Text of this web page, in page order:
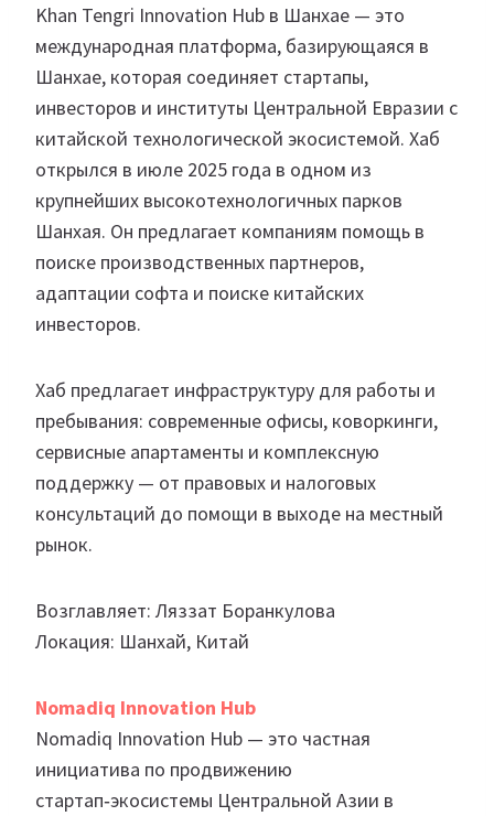
Khan Tengri Innovation Hub в Шанхае — это
международная платформа, базирующаяся в
Шанхае, которая соединяет стартапы,
инвесторов и институты Центральной Евразии с
китайской технологической экосистемой. Хаб
открылся в июле 2025 года в одном из
крупнейших высокотехнологичных парков
Шанхая. Он предлагает компаниям помощь в
поиске производственных партнеров,
адаптации софта и поиске китайских
инвесторов.
Хаб предлагает инфраструктуру для работы и
пребывания: современные офисы, коворкинги,
сервисные апартаменты и комплексную
поддержку — от правовых и налоговых
консультаций до помощи в выходе на местный
рынок.
Возглавляет: Ляззат Боранкулова
Локация: Шанхай, Китай
Nomadiq Innovation Hub
Nomadiq Innovation Hub — это частная
инициатива по продвижению
стартап‑экосистемы Центральной Азии в